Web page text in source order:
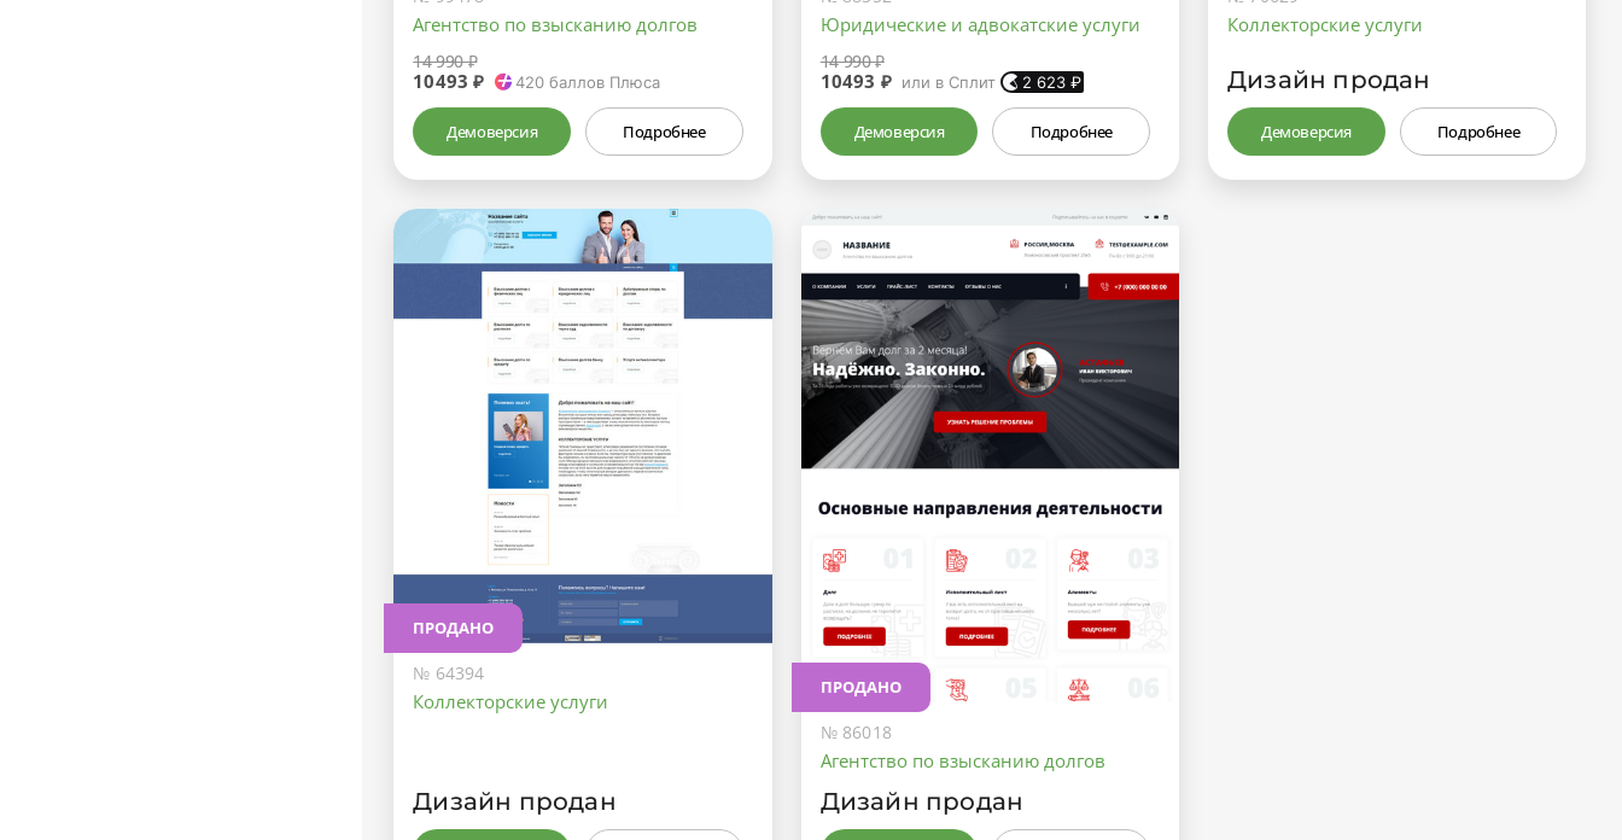
Агентство по взысканию долгов
14 990 ₽
10493 ₽ 420баллов Плюса
Демоверсия Подробнее
Юридические и адвокатские услуги
14 990 ₽
10493 ₽ или в Сплит 2 623 ₽
Демоверсия Подробнее
Коллекторские услуги
Дизайн продан
Демоверсия Подробнее
ПРОДАНО
№ 64394
Коллекторские услуги
Дизайн продан
ПРОДАНО
№ 86018
Агентство по взысканию долгов
Дизайн продан